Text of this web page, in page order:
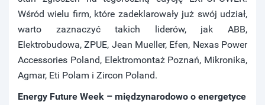
Wśród wielu firm, które zadeklarowały już swój udział,
warto zaznaczyć takich liderów, jak ABB,
Elektrobudowa, ZPUE, Jean Mueller, Efen, Nexas Power
Accessories Poland, Elektromontaż Poznań, Mikronika,
Agmar, Eti Polam i Zircon Poland.
Energy Future Week – międzynarodowo o energetyce